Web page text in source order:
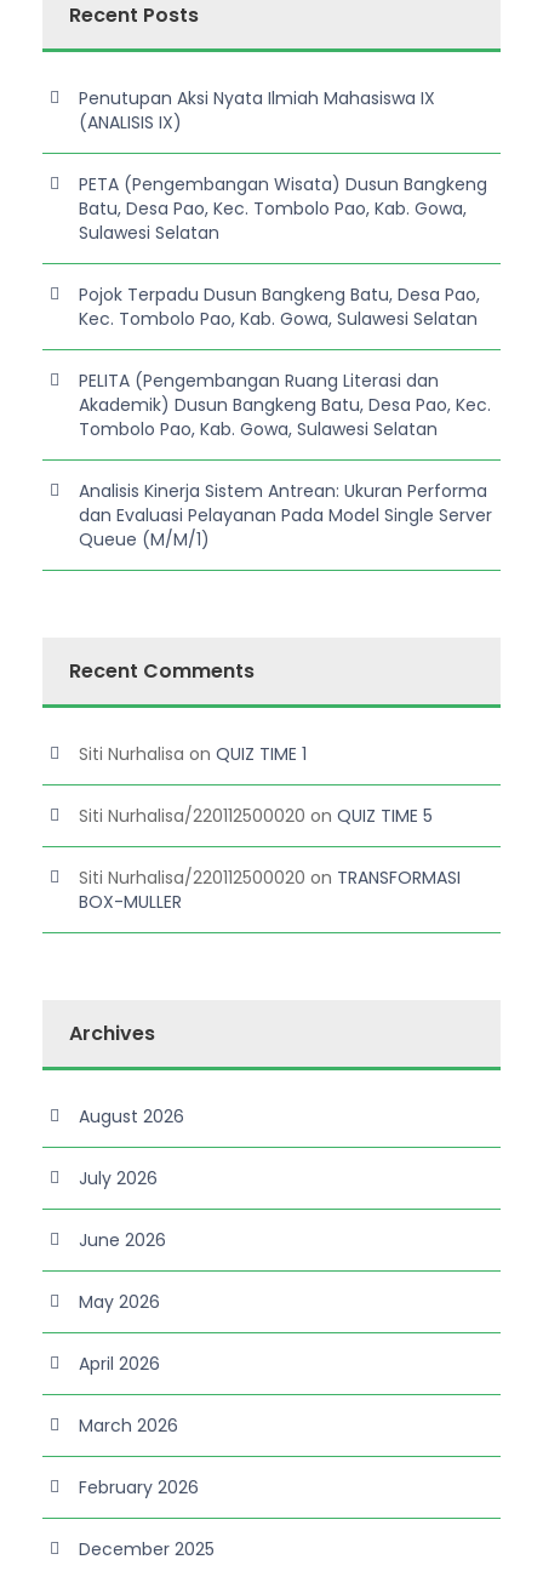
Recent Posts
Penutupan Aksi Nyata Ilmiah Mahasiswa IX
(ANALISIS IX)
PETA (Pengembangan Wisata) Dusun Bangkeng
Batu, Desa Pao, Kec. Tombolo Pao, Kab. Gowa,
Sulawesi Selatan
Pojok Terpadu Dusun Bangkeng Batu, Desa Pao,
Kec. Tombolo Pao, Kab. Gowa, Sulawesi Selatan
PELITA (Pengembangan Ruang Literasi dan
Akademik) Dusun Bangkeng Batu, Desa Pao, Kec.
Tombolo Pao, Kab. Gowa, Sulawesi Selatan
Analisis Kinerja Sistem Antrean: Ukuran Performa
dan Evaluasi Pelayanan Pada Model Single Server
Queue (M/M/1)
Recent Comments
Siti Nurhalisa on QUIZ TIME 1
Siti Nurhalisa/220112500020 on QUIZ TIME 5
Siti Nurhalisa/220112500020 on TRANSFORMASI
BOX-MULLER
Archives
August 2026
July 2026
June 2026
May 2026
April 2026
March 2026
February 2026
December 2025